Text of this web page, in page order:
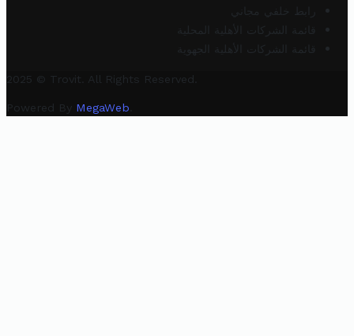
رابط خلفي مجاني
قائمة الشركات الأهلية المحلية
قائمة الشركات الأهلية الجهوية
2025 © Trovit. All Rights Reserved.
Powered By MegaWeb